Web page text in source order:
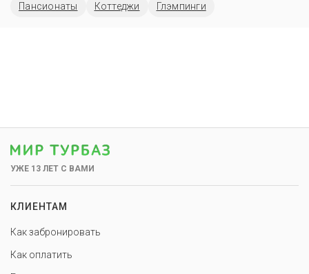
Пансионаты
Коттеджи Глэмпинги
УЖЕ 13 ЛЕТ С ВАМИ
КЛИЕНТАМ
Как забронировать
Как оплатить